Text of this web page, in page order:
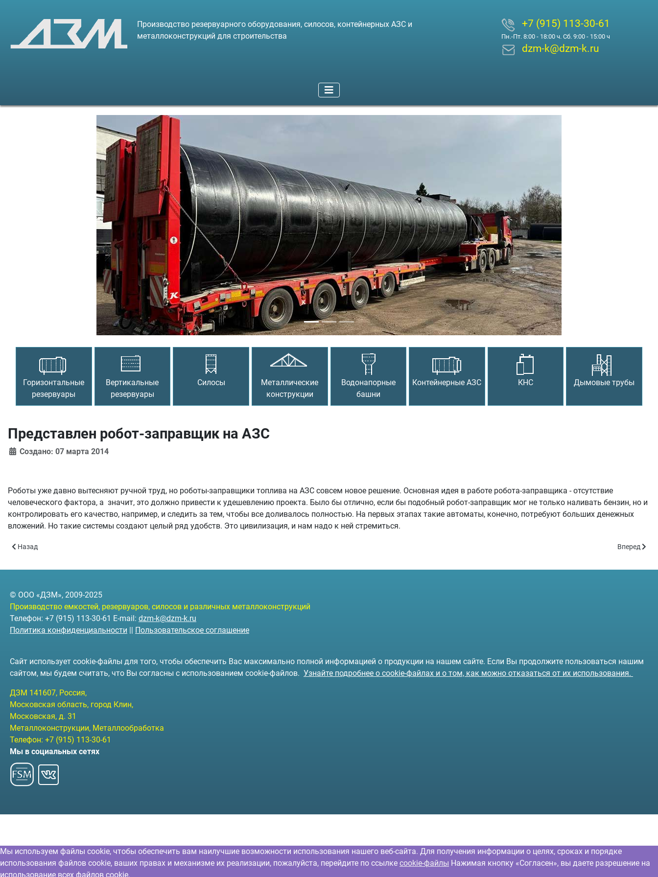
Производство резервуарного оборудования, силосов, контейнерных АЗС и
металлоконструкций для строительства
+7 (915) 113-30-61
Пн.-Пт. 8:00 - 18:00 ч. Сб. 9:00 - 15:00 ч
dzm-k@dzm-k.ru
Предыдущий
Горизонтальные
резервуары
Вертикальные
резервуары
Силосы
Металлические
конструкции
Водонапорные
башни
Контейнерные АЗС КНС Дымовые трубы
Представлен робот-заправщик на АЗС
Создано: 07 марта 2014
Роботы уже давно вытесняют ручной труд, но роботы-заправщики топлива на АЗС совсем новое решение. Основная идея в работе робота-заправщика - отсутствие
человеческого фактора, а значит, это должно привести к удешевлению проекта. Было бы отлично, если бы подобный робот-заправщик мог не только наливать бензин, но и
контролировать его качество, например, и следить за тем, чтобы все доливалось полностью. На первых этапах такие автоматы, конечно, потребуют больших денежных
вложений. Но такие системы создают целый ряд удобств. Это цивилизация, и нам надо к ней стремиться.
Предыдущий: Отгрузка резервуаров на санях для хранения топлива
Назад Следующий:
Вперед
© ООО «ДЗМ», 2009-2025
Производство емкостей, резервуаров, силосов и различных металлоконструкций
Телефон: +7 (915) 113-30-61 E-mail: dzm-k@dzm-k.ru
Политика конфиденциальности || Пользовательское соглашение
Сайт использует cookie-файлы для того, чтобы обеспечить Вас максимально полной информацией о продукции на нашем сайте. Если Вы продолжите пользоваться нашим
сайтом, мы будем считать, что Вы согласны с использованием cookie-файлов. Узнайте подробнее о cookie-файлах и о том, как можно отказаться от их использования.
ДЗМ 141607, Россия,
Московская область, город Клин,
Московская, д. 31
Металлоконструкции, Металлообработка
Телефон: +7 (915) 113-30-61
Мы в социальных сетях
Мы используем файлы cookie, чтобы обеспечить вам наилучшие возможности использования нашего веб-сайта. Для получения информации о целях, сроках и порядке
использования файлов cookie, ваших правах и механизме их реализации, пожалуйста, перейдите по ссылке cookie-файлы Нажимая кнопку «Согласен», вы даете разрешение на
использование всех файлов cookie.